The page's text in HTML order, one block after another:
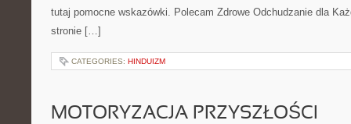
tutaj pomocne wskazówki. Polecam Zdrowe Odchudzanie dla
stronie […]
CATEGORIES: HINDUIZM
MOTORYZACJA PRZYSZŁOŚCI